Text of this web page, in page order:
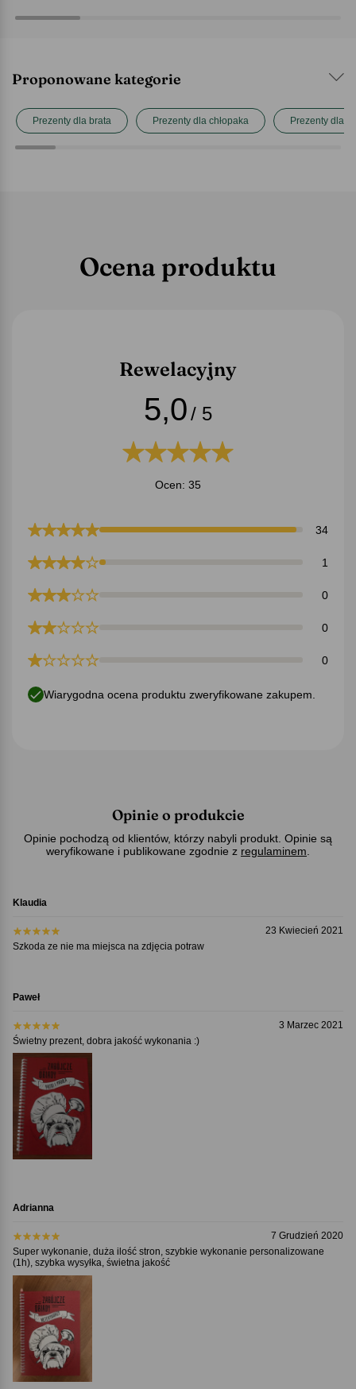
Proponowane kategorie
Prezenty dla brata Prezenty dla chłopaka Prezenty dla
Ocena produktu
Rewelacyjny
5,0/ 5
Ocen: 35
34
1
0
0
0
Wiarygodna ocena produktu zweryfikowane zakupem.
Opinie o produkcie
Opinie pochodzą od klientów, którzy nabyli produkt. Opinie są
weryfikowane i publikowane zgodnie z regulaminem
Klaudia
23 Kwiecień 2021
Szkoda ze nie ma miejsca na zdjęcia potraw
Paweł
3 Marzec 2021
Świetny prezent, dobra jakość wykonania :)
Adrianna
7 Grudzień 2020
Super wykonanie, duża ilość stron, szybkie wykonanie personalizowane
(1h), szybka wysyłka, świetna jakość